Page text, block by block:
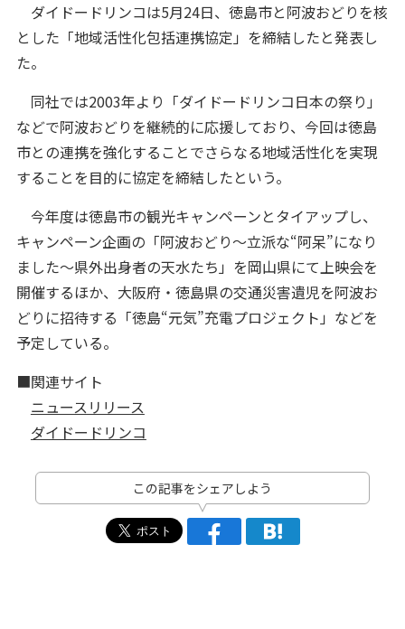
ダイドードリンコは5月24日、徳島市と阿波おどりを核
とした「地域活性化包括連携協定」を締結したと発表し
た。
同社では2003年より「ダイドードリンコ日本の祭り」
などで阿波おどりを継続的に応援しており、今回は徳島
市との連携を強化することでさらなる地域活性化を実現
することを目的に協定を締結したという。
今年度は徳島市の観光キャンペーンとタイアップし、
キャンペーン企画の「阿波おどり～立派な“阿呆”になり
ました～県外出身者の天水たち」を岡山県にて上映会を
開催するほか、大阪府・徳島県の交通災害遺児を阿波お
どりに招待する「徳島“元気”充電プロジェクト」などを
予定している。
■関連サイト
ニュースリリース
ダイドードリンコ
この記事をシェアしよう